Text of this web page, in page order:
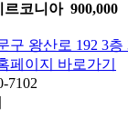
르코니아 900,000
구 왕산로 192 3층
페이지 바로가기
7102